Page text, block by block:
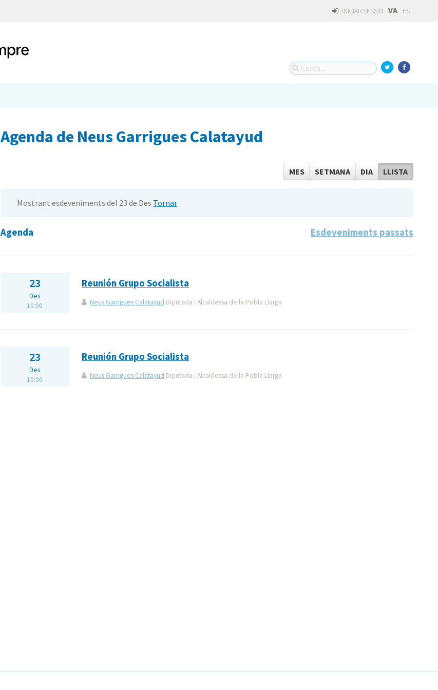
INICIAR SESSIÓ VA ES
Agenda de Neus Garrigues Calatayud
MES SETMANA DIA LLISTA
Mostrant esdeveniments del 23 de Des Tornar
Agenda Esdeveniments passats
23
Des
10:00
Reunión Grupo Socialista
Neus Garrigues Calatayud Diputada i Alcaldessa de la Pobla Llarga
23
Des
10:00
Reunión Grupo Socialista
Neus Garrigues Calatayud Diputada i Alcaldessa de la Pobla Llarga